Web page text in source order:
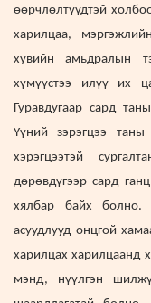
өөрчлөлтүүдтэй
харилцаа,
хувийн амьдралын
хүмүүстээ илүү их
Гуравдугаар сард
Үүний зэрэгцээ
хэрэгцээтэй
дөрөвдүгээр сард
хялбар байх болно.
асуудлууд онцгой
харилцах харилцаанд
мэнд, нүүлгэн